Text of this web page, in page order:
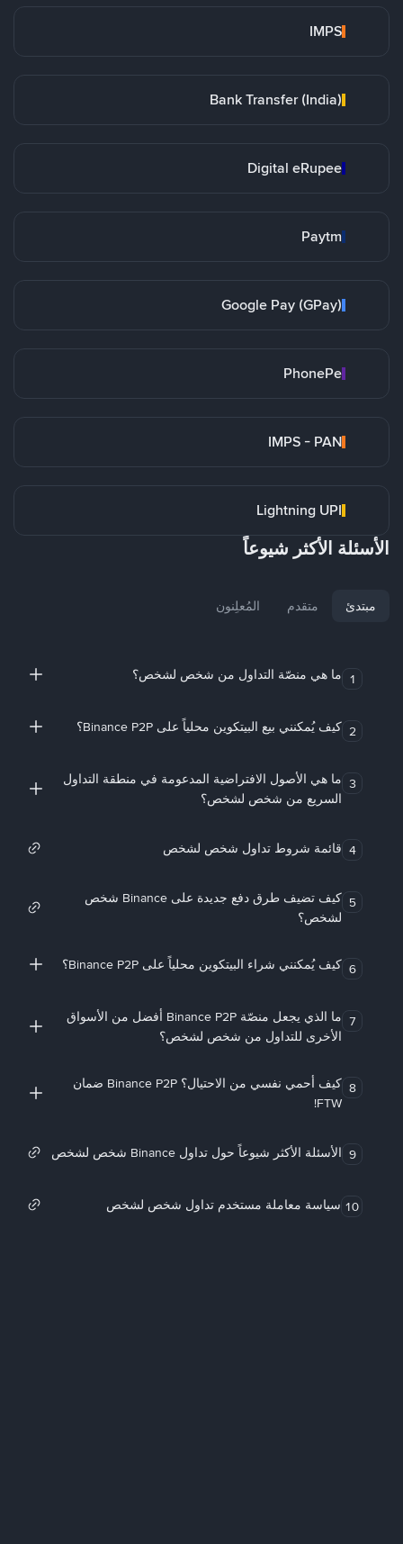
IMPS
Bank Transfer (India)
Digital eRupee
Paytm
Google Pay (GPay)
PhonePe
IMPS - PAN
Lightning UPI
الأسئلة الأكثر شيوعاً
مبتدئ متقدم المُعلِنون
1 ما هي منصّة التداول من شخص لشخص؟
2 كيف يُمكنني بيع البيتكوين محلياً على Binance P2P؟
3 ما هي الأصول الافتراضية المدعومة في منطقة التداول
السريع من شخص لشخص؟
4 قائمة شروط تداول شخص لشخص
5
كيف تضيف طرق دفع جديدة على Binance شخص
لشخص؟
6 كيف يُمكنني شراء البيتكوين محلياً على Binance P2P؟
7
ما الذي يجعل منصّة Binance P2P أفضل من الأسواق
الأخرى للتداول من شخص لشخص؟
8
كيف أحمي نفسي من الاحتيال؟ Binance P2P ضمان
FTW!
9 الأسئلة الأكثر شيوعاً حول تداول Binance شخص لشخص
10 سياسة معاملة مستخدم تداول شخص لشخص